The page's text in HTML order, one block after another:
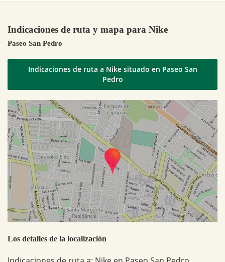
Indicaciones de ruta y mapa para Nike
Paseo San Pedro
Indicaciones de ruta a Nike situado en Paseo San
Pedro
Los detalles de la localización